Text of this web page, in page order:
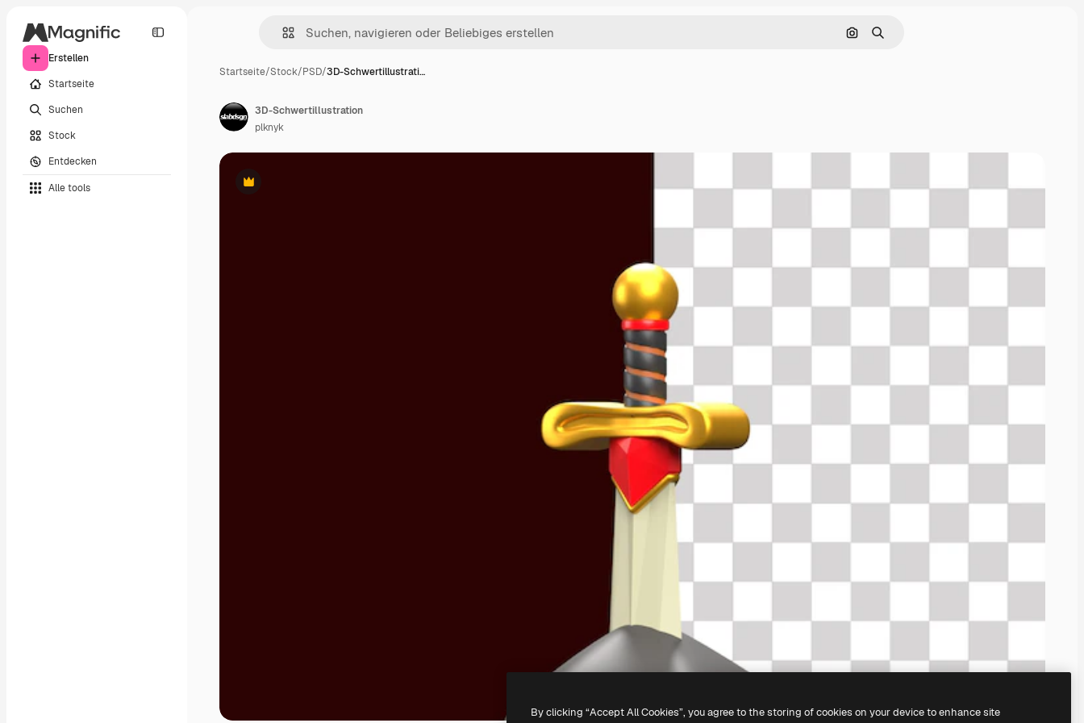
Erstellen
Startseite
Suchen
Stock
Entdecken
Alle tools
Nach Bild suchen
Suchen
Startseite/Stock/PSD/3D-Schwertillustrati…
Premium
3D-Schwertillustration
plknyk
By clicking “Accept All Cookies”, you agree to the storing of cookies on your device to enhance site